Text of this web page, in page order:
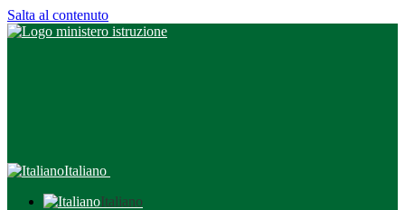
Salta al contenuto
Italiano
Italiano